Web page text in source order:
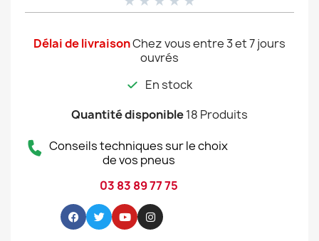
Délai de livraisonChez vous entre 3 et 7 jours
ouvrés
En stock
Quantité disponible18 Produits
Conseils techniques sur le choix
de vos pneus
03 83 89 77 75